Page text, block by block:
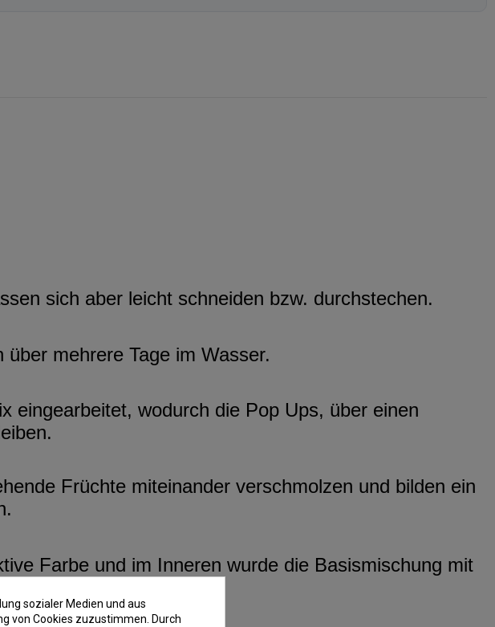
sich aber leicht schneiden bzw. durchstechen.
mehrere Tage im Wasser.
eingearbeitet, wodurch die Pop Ups, über einen
Früchte miteinander verschmolzen und bilden ein
Farbe und im Inneren wurde die Basismischung mit
sozialer Medien und aus
von Cookies zuzustimmen. Durch